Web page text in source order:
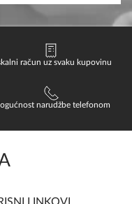
račun uz svaku kupovinu
narudžbe telefonom
LINKOVI